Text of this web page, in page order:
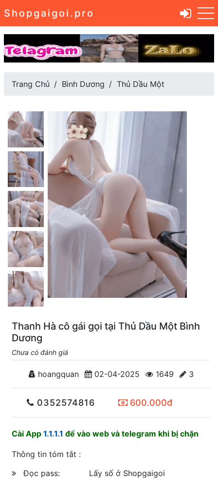
Shopgaigoi.pro
Trang Chủ Bình Dương Thủ Dầu Một
Thanh Hà cô gái gọi tại Thủ Dầu Một Bình
Dương
Chưa có đánh giá
hoangquan 02-04-2025 1649 3
0352574816 600.000đ
Cài App 1.1.1.1 để vào web và telegram khi bị chặn
Thông tin tóm tắt :
Đọc pass:
Lấy số ở Shopgaigoi